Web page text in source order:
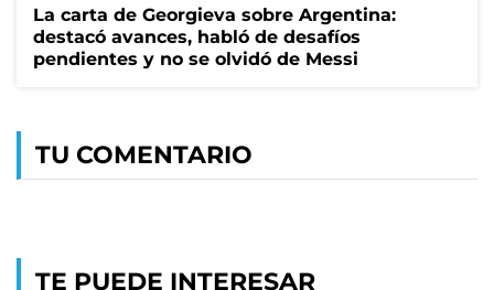
La carta de Georgieva sobre Argentina:
destacó avances, habló de desafíos
pendientes y no se olvidó de Messi
TU COMENTARIO
TE PUEDE INTERESAR